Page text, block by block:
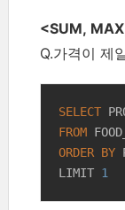
<SUM,
Q.가격이 제
SELECT
FROM
ORDER BY
LIMIT 1